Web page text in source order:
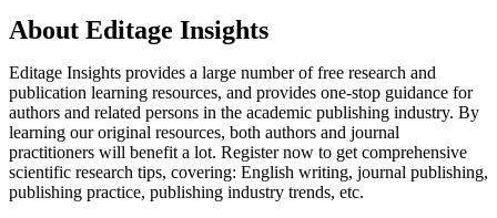
About Editage Insights
Editage Insights provides a large number of free research and
publication learning resources, and provides one-stop guidance for
authors and related persons in the academic publishing industry. By
learning our original resources, both authors and journal
practitioners will benefit a lot. Register now to get comprehensive
scientific research tips, covering: English writing, journal publishing,
publishing practice, publishing industry trends, etc.